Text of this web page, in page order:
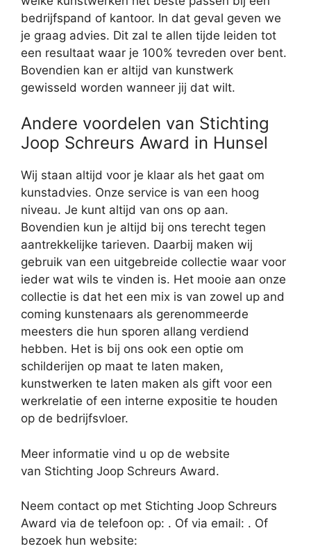
bedrijfspand of kantoor. In dat geval geven we
je graag advies. Dit zal te allen tijde leiden tot
een resultaat waar je 100% tevreden over bent.
Bovendien kan er altijd van kunstwerk
gewisseld worden wanneer jij dat wilt.
Andere voordelen van Stichting
Joop Schreurs Award in Hunsel
Wij staan altijd voor je klaar als het gaat om
kunstadvies. Onze service is van een hoog
niveau. Je kunt altijd van ons op aan.
Bovendien kun je altijd bij ons terecht tegen
aantrekkelijke tarieven. Daarbij maken wij
gebruik van een uitgebreide collectie waar voor
ieder wat wils te vinden is. Het mooie aan onze
collectie is dat het een mix is van zowel up and
coming kunstenaars als gerenommeerde
meesters die hun sporen allang verdiend
hebben. Het is bij ons ook een optie om
schilderijen op maat te laten maken,
kunstwerken te laten maken als gift voor een
werkrelatie of een interne expositie te houden
op de bedrijfsvloer.
Meer informatie vind u op de website
van Stichting Joop Schreurs Award.
Neem contact op met Stichting Joop Schreurs
Award via de telefoon op: . Of via email: . Of
bezoek hun website: